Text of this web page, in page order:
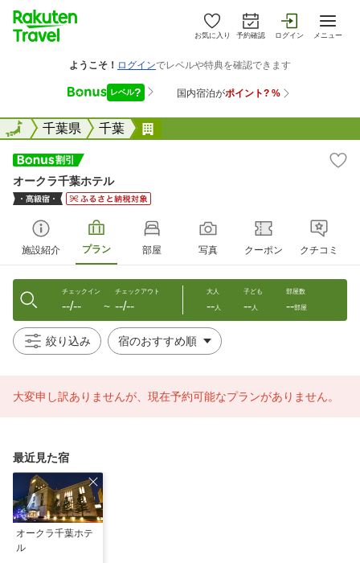
お気に入り 予約確認 ログイン メニュー
全国千葉県 千葉
全国
オークラ千葉ホテル
施設紹介 プラン 部屋 写真 クーポン クチコミ
チェックイン
--/-- 〜
チェックアウト
--/--
大人
--人
子ども
--人
部屋数
--部屋
絞り込み
大変申し訳ありませんが、現在予約可能なプランがありません。
最近見た宿
オークラ千葉ホテ
ル